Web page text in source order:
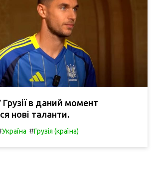
в даний момент
нові таланти.
Україна #Грузія (країна)